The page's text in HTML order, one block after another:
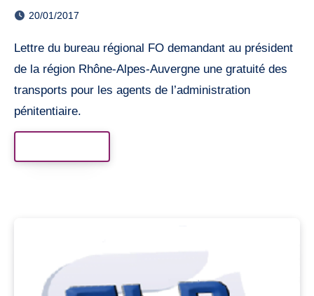
20/01/2017
Lettre du bureau régional FO demandant au président
de la région Rhône-Alpes-Auvergne une gratuité des
transports pour les agents de l’administration
pénitentiaire.